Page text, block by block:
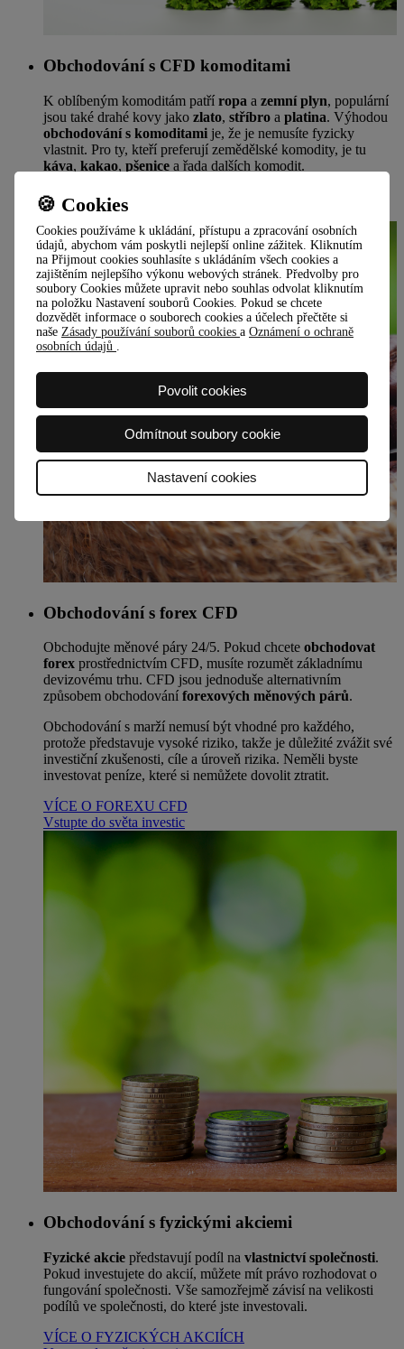
Obchodování s CFD komoditami
K oblíbeným komoditám patří ropa a zemní plyn, populární
jsou také drahé kovy jako zlato, stříbro a platina. Výhodou
obchodování s komoditami je, že je nemusíte fyzicky
vlastnit. Pro ty, kteří preferují zemědělské komodity, je tu
káva, kakao, pšenice a řada dalších komodit.
VÍCE O KOMODITÁCH CFD
Vstupte do světa investic
Obchodování s forex CFD
Obchodujte měnové páry 24/5. Pokud chcete obchodovat
forex prostřednictvím CFD, musíte rozumět základnímu
devizovému trhu. CFD jsou jednoduše alternativním
způsobem obchodování forexových měnových párů.
Obchodování s marží nemusí být vhodné pro každého,
protože představuje vysoké riziko, takže je důležité zvážit své
investiční zkušenosti, cíle a úroveň rizika. Neměli byste
investovat peníze, které si nemůžete dovolit ztratit.
VÍCE O FOREXU CFD
Vstupte do světa investic
Obchodování s fyzickými akciemi
Fyzické akcie představují podíl na vlastnictví společnosti.
Pokud investujete do akcií, můžete mít právo rozhodovat o
fungování společnosti. Vše samozřejmě závisí na velikosti
podílů ve společnosti, do které jste investovali.
VÍCE O FYZICKÝCH AKCIÍCH
🍪 Cookies
Cookies používáme k ukládání, přístupu a zpracování osobních
údajů, abychom vám poskytli nejlepší online zážitek. Kliknutím
na Přijmout cookies souhlasíte s ukládáním všech cookies a
zajištěním nejlepšího výkonu webových stránek. Předvolby pro
soubory Cookies můžete upravit nebo souhlas odvolat kliknutím
na položku Nastavení souborů Cookies. Pokud se chcete
dozvědět informace o souborech cookies a účelech přečtěte si
naše Zásady používání souborů cookies a Oznámení o ochraně
osobních údajů .
Povolit cookies
Odmítnout soubory cookie
Nastavení cookies